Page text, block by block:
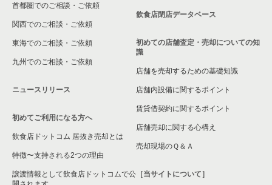
首都圏でのご相談・ご依頼
関西でのご相談・ご依頼
東海でのご相談・ご依頼
九州でのご相談・ご依頼
ニュースリリース
初めてご利用になる方へ
飲食店ドットコム 居抜き売却とは
特徴〜支持される2つの理由
譲渡情報として飲食店ドットコムで公
飲食店閉店データベース
初めての店舗査定・売却についての知
識
店舗を売却するための基礎知識
店舗内設備に関するポイント
賃貸借契約に関するポイント
店舗売却に関する心構え
売却現場のＱ＆Ａ
［当サイトについて］